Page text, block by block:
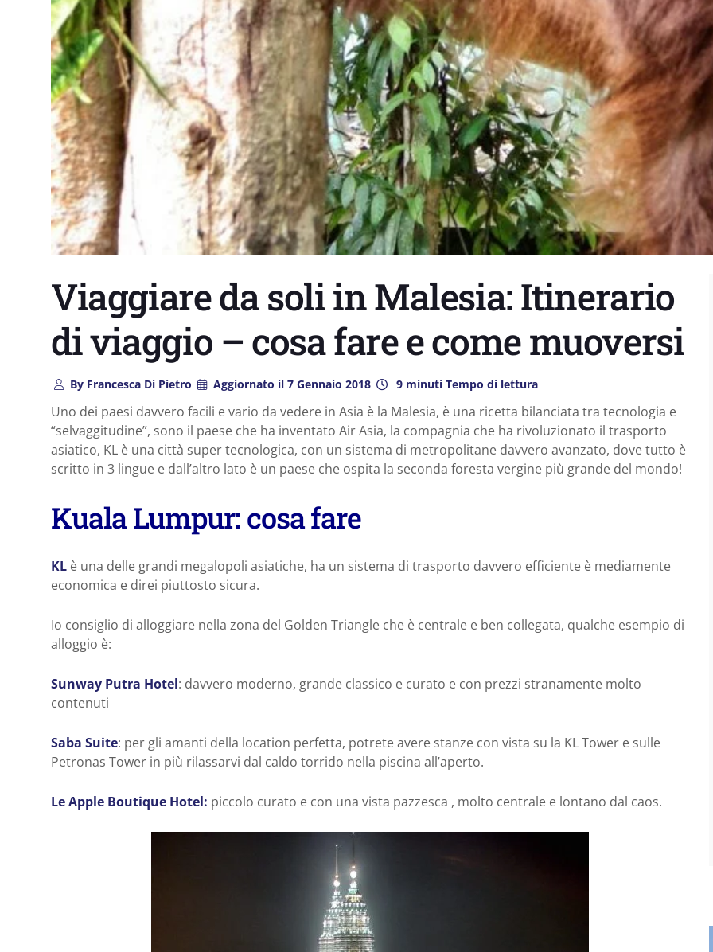
Viaggiare da soli in Malesia: Itinerario
di viaggio – cosa fare e come muoversi
ByFrancesca Di Pietro Aggiornato il 7 Gennaio 2018 9 minuti Tempo di lettura
Uno dei paesi davvero facili e vario da vedere in Asia è la Malesia, è una ricetta bilanciata tra tecnologia e
“selvaggitudine”, sono il paese che ha inventato Air Asia, la compagnia che ha rivoluzionato il trasporto
asiatico, KL è una città super tecnologica, con un sistema di metropolitane davvero avanzato, dove tutto è
scritto in 3 lingue e dall’altro lato è un paese che ospita la seconda foresta vergine più grande del mondo!
Kuala Lumpur: cosa fare
KL è una delle grandi megalopoli asiatiche, ha un sistema di trasporto davvero efficiente è mediamente
economica e direi piuttosto sicura.
Io consiglio di alloggiare nella zona del Golden Triangle che è centrale e ben collegata, qualche esempio di
alloggio è:
Sunway Putra Hotel: davvero moderno, grande classico e curato e con prezzi stranamente molto
contenuti
Saba Suite: per gli amanti della location perfetta, potrete avere stanze con vista su la KL Tower e sulle
Petronas Tower in più rilassarvi dal caldo torrido nella piscina all’aperto.
Le Apple Boutique Hotel: piccolo curato e con una vista pazzesca , molto centrale e lontano dal caos.